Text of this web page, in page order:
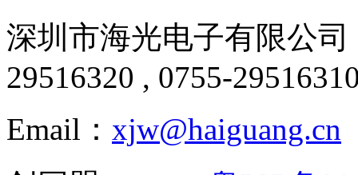
深圳市海光电子有限公
29516320 , 0755-
Email： xjw@haiguang.cn